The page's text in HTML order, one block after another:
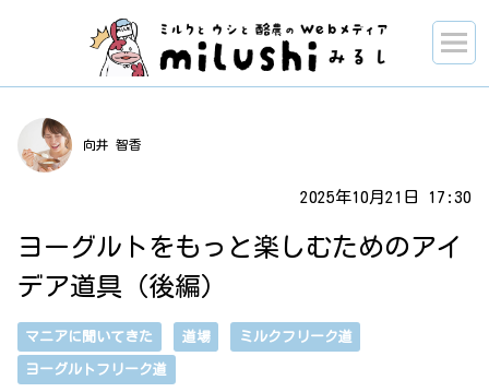
向井 智香
2025年10月21日 17:30
ヨーグルトをもっと楽しむためのアイ
デア道具（後編）
マニアに聞いてきた 道場 ミルクフリーク道
ヨーグルトフリーク道